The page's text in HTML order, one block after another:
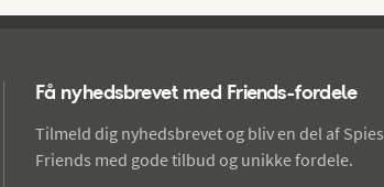
Få nyhedsbrevet med Friends-fordele
Tilmeld dig nyhedsbrevet og bliv en del af Spies
Friends med gode tilbud og unikke fordele.